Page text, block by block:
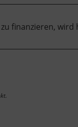
finanzieren,